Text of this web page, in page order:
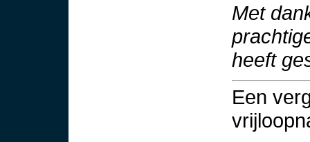
Met
heeft
Een